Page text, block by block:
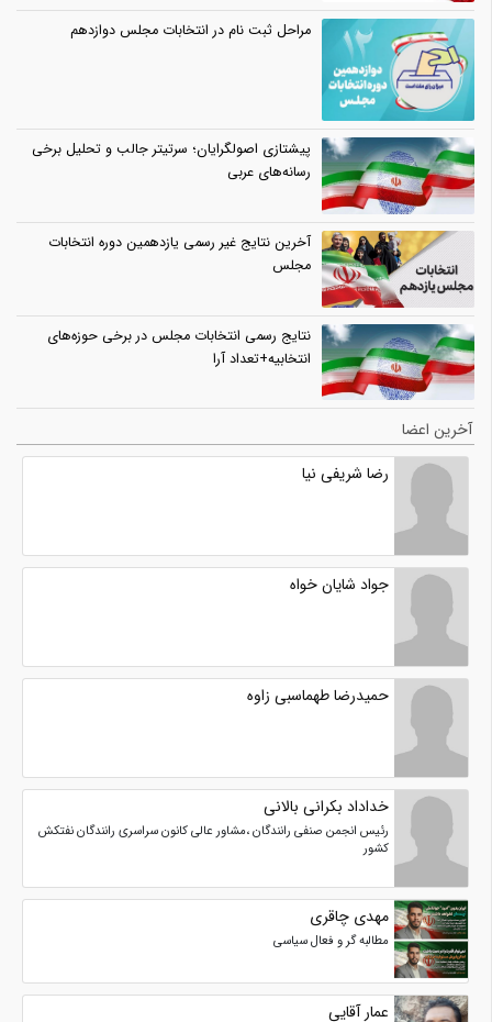
مراحل ثبت نام در انتخابات مجلس دوازدهم
پیشتازی اصولگرایان؛ سرتیتر جالب و تحلیل برخی
رسانه‌های عربی
آخرین نتایج غیر رسمی یازدهمین دوره انتخابات
مجلس
نتایج رسمی انتخابات مجلس در برخی حوزه‌های
انتخابیه+تعداد آرا
آخرین اعضا
رضا شریفی نیا
جواد شایان خواه
حمیدرضا طهماسبی زاوه
خداداد بکرانی بالانی
رئیس انجمن صنفی رانندگان ،مشاور عالی کانون سراسری رانندگان نفتکش
کشور
مهدی چاقری
مطالبه گر و فعال سیاسی
عمار آقایی